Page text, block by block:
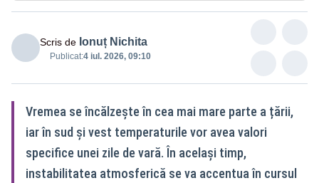
Scris de Ionuț Nichita
Publicat:4 iul. 2026, 09:10
Vremea se încălzește în cea mai mare parte a țării,
iar în sud și vest temperaturile vor avea valori
specifice unei zile de vară. În același timp,
instabilitatea atmosferică se va accentua în cursul